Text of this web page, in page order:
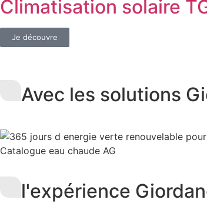
Climatisation solaire
Je découvre
Avec les solutions
l'expérience